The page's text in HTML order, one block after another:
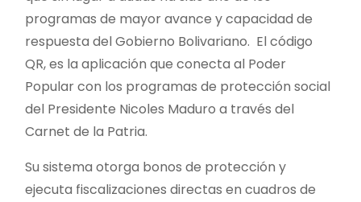
programas de mayor avance y capacidad de
respuesta del Gobierno Bolivariano. El código
QR, es la aplicación que conecta al Poder
Popular con los programas de protección social
del Presidente Nicoles Maduro a través del
Carnet de la Patria.
Su sistema otorga bonos de protección y
ejecuta fiscalizaciones directas en cuadros de